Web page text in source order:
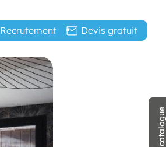
Recrutement Devis gratuit